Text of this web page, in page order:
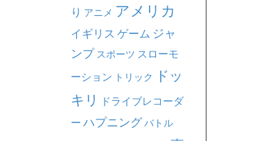
り アニメ アメリカ
イギリス ゲーム ジャ
ンプ スポーツ スローモ
ーション トリック
ドッ
キリ
ドライブレコーダ
ー ハプニング バトル